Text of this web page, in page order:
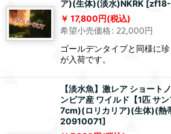
ア)(生体)(淡水)NKRK [
17,800円(税込)
希望小売価格: 22,000円
ゴールデンタイプと同様に
が入荷です。
【淡水魚】激レア ショート
ンビア産 ワイルド【1匹 サ
7cm)(ロリカリア)(生体)(熱
20910071]